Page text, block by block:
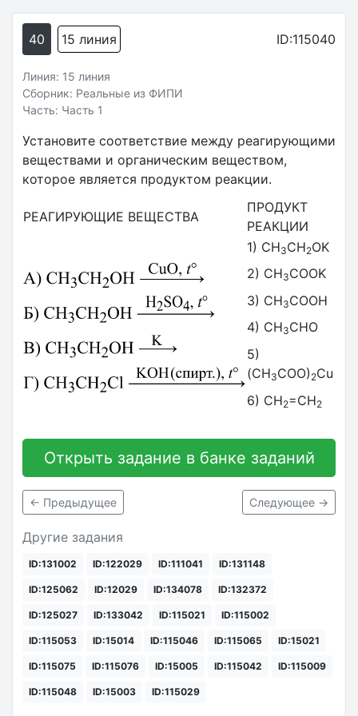
40 15 линия ID:115040
Линия: 15 линия
Сборник: Реальные из ФИПИ
Часть: Часть 1
Установите соответствие между реагирующими
веществами и органическим веществом,
которое является продуктом реакции.
РЕАГИРУЮЩИЕ ВЕЩЕСТВА
ПРОДУКТ
РЕАКЦИИ
1) CH3CH2OK
2) CH3COOK
3) CH3COOH
4) CH3CHO
5)
(CH3COO) 2Cu
6) CH2=CH2
Открыть задание в банке заданий
← Предыдущее Следующее →
Другие задания
ID:131002 ID:122029 ID:111041 ID:131148
ID:125062 ID:12029 ID:134078 ID:132372
ID:125027 ID:133042 ID:115021 ID:115002
ID:115053 ID:15014 ID:115046 ID:115065 ID:15021
ID:115075 ID:115076 ID:15005 ID:115042 ID:115009
ID:115048 ID:15003 ID:115029